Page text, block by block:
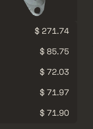
$ 271.74
$ 85.75
$ 72.03
$ 71.97
$ 71.90